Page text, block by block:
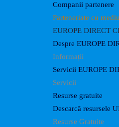
Companii partenere
Parteneriate cu
EUROPE DIRECT
Despre EUROPE
Informații
Servicii EUROPE
Servicii
Resurse gratuite
Descarcă resursele
Resurse Gratuite